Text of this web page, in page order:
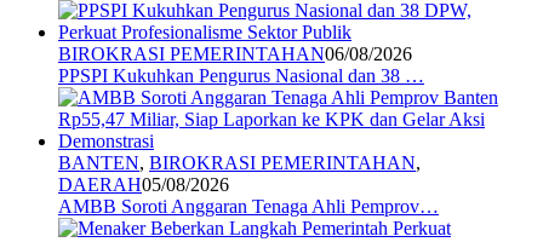
BIROKRASI PEMERINTAHAN06/08/2026
PPSPI Kukuhkan Pengurus Nasional dan 38 …
BANTEN, BIROKRASI PEMERINTAHAN,
DAERAH05/08/2026
AMBB Soroti Anggaran Tenaga Ahli Pemprov…